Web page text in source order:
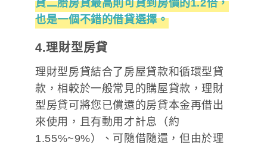
貸二胎房貸最高則可貸到房價的1.2倍，
也是一個不錯的借貸選擇。
4.理財型房貸
理財型房貸結合了房屋貸款和循環型貸
款，相較於一般常見的購屋貸款，理財
型房貸可將您已償還的房貸本金再借出
來使用，且有動用才計息（約
1.55%~9%）、可隨借隨還，但由於理